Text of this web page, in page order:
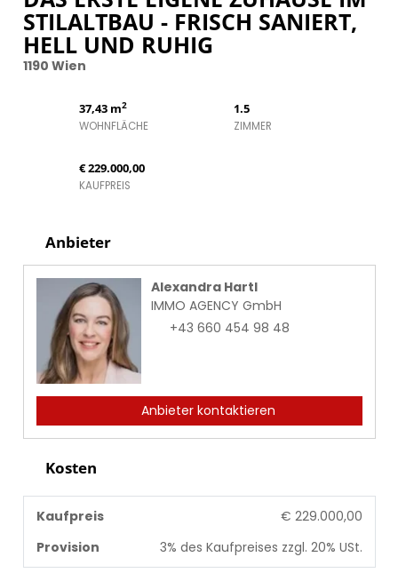
STILALTBAU - FRISCH SANIERT,
HELL UND RUHIG
1190 Wien
37,43 m2
WOHNFLÄCHE
1.5
ZIMMER
€ 229.000,00
KAUFPREIS
Anbieter
Alexandra Hartl
IMMO AGENCY GmbH
+43 660 454 98 48
Anbieter kontaktieren
Kosten
Kaufpreis
€ 229.000,00
Provision
3% des Kaufpreises zzgl. 20% USt.